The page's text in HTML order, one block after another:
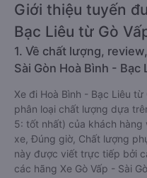
Giới thiệu tuyến
Bạc Liêu từ Gò
1. Về chất lượng,
Sài Gòn Hoà Bình - Bạc
Xe đi Hoà Bình - Bạc Liêu
phân loại chất lượng dựa
5: tốt nhất) của khách
xe, Đúng giờ, Chất lượng
này được viết trực tiếp bởi
các hãng Xe Gò Vấp - Sài